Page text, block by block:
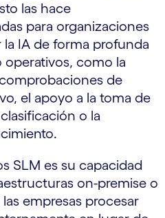
las hace
para organizaciones
IA de forma profunda
operativos, como la
de
el apoyo a la toma de
o la
SLM es su capacidad
on-premise o
empresas procesar